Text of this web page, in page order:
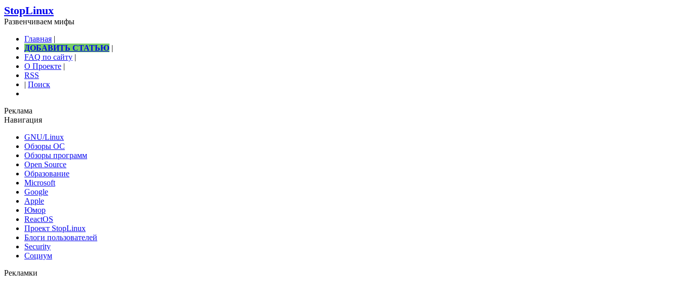
StopLinux
Развенчиваем мифы
Главная |
ДОБАВИТЬ СТАТЬЮ |
FAQ по сайту |
О Проекте |
RSS
| Поиск
Реклама
Навигация
GNU/Linux
Обзоры ОС
Обзоры программ
Open Source
Образование
Microsoft
Google
Apple
Юмор
ReactOS
Проект StopLinux
Блоги пользователей
Security
Социум
Рекламки